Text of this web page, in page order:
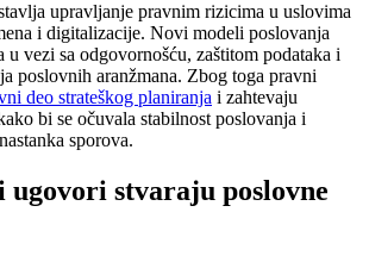
upravljanje pravnim rizicima u uslovima
i digitalizacije. Novi modeli poslovanja
u vezi sa odgovornošću, zaštitom podataka i
poslovnih aranžmana. Zbog toga pravni
deo strateškog planiranja i zahtevaju
bi se očuvala stabilnost poslovanja i
sporova.
ugovori stvaraju poslovne